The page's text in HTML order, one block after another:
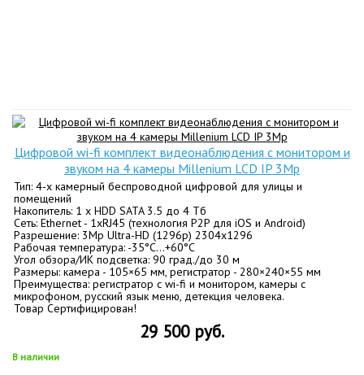
Цифровой wi-fi комплект видеонаблюдения с монитором и
звуком на 4 камеры Millenium LCD IP 3Mp
Тип: 4-х камерный беспроводной цифровой для улицы и
помещений
Накопитель: 1 x HDD SATA 3.5 до 4 Тб
Сеть: Ethernet - 1хRJ45 (технология P2P для iOS и Android)
Разрешение: 3Mp Ultra-HD (1296p) 2304х1296
Рабочая температура: -35°C…+60°C
Угол обзора/ИК подсветка: 90 град./до 30 м
Размеры: камера - 105×65 мм, регистратор - 280×240×55 мм
Преимущества: регистратор с wi-fi и монитором, камеры с
микрофоном, русский язык меню, детекция человека.
Товар Сертифицирован!
29 500 руб.
В наличии